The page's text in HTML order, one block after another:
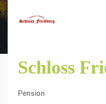
Schloss
Pension